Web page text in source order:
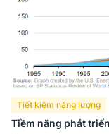
Tiết kiệm năng lượng
Tiềm năng phát